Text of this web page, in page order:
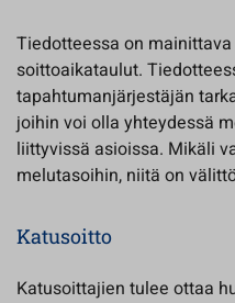
Tiedotteessa on
soittoaikataulut.
tapahtumanjärjestäjän
joihin voi olla yhteydessä
liittyvissä asioissa. Mikäli
melutasoihin, niitä on
Katusoitto
Katusoittajien tulee ottaa